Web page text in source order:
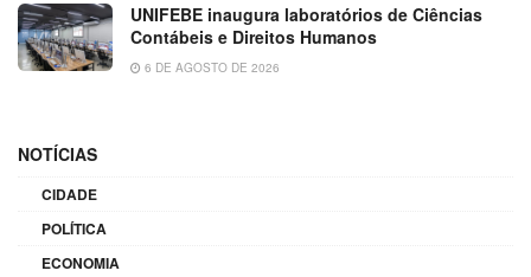
UNIFEBE inaugura laboratórios de Ciências
Contábeis e Direitos Humanos
6 DE AGOSTO DE 2026
NOTÍCIAS
CIDADE
POLÍTICA
ECONOMIA